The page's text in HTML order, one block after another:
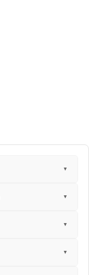
▼
▼
▼
▼